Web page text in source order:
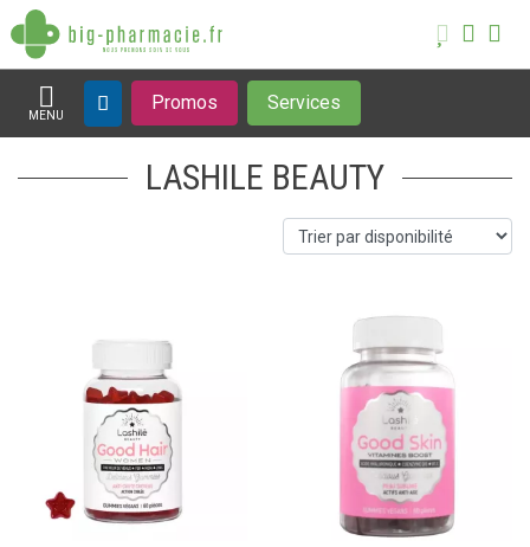
MENU
Afficher la navigation
Promos Services
LASHILE BEAUTY